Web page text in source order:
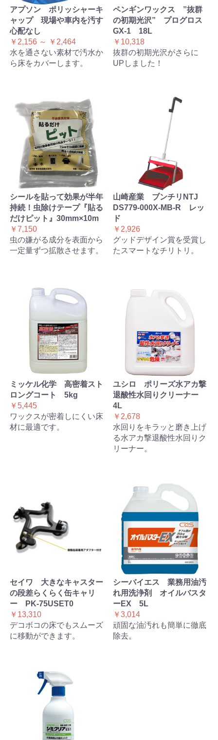
アプソン ポリッシャーキ
ャップ 現場や車内を汚す
心配なし
￥2,156 ～ ￥2,464
水を通さない素材で汚水か
ら床をカバーします。
ペンギンワックス ”抜群
の初期光沢” プログロス
GX-1 18L
￥10,318
抜群の初期光沢がさらに
UPしました！
シールを貼って効果が半年
持続！虫除けテープ『貼る
だけピット』30mm×10m
￥7,150
虫の嫌がる成分を表面から
一定量ずつ拡散させます。
山崎産業 ブンチリNTJ
DS779-000X-MB-R レッ
ド
￥2,926
グッドデザイン賞を受賞し
たスマートなチリトリ。
ミッケル化学 高密着スト
ロングコート 5kg
￥5,445
ワックスが密着しにくい床
材に最適です。
ユシロ ポリーズ水アカ撃
退酸性水回りクリーナー
4L
￥2,678
水回りをキラッと磨き上げ
る水アカ撃退酸性水回りク
リーナー。
セイワ 大きなキャスター
の段差らくらく缶キャリ
ー PK-75USET0
￥13,310
デコボコの床でもスムーズ
に移動ができます。
シーバイエス 業務用油汚
れ用洗浄剤 オイルバスタ
ーEX 5L
￥3,014
頑固な油汚れも簡単に徹底
除去。